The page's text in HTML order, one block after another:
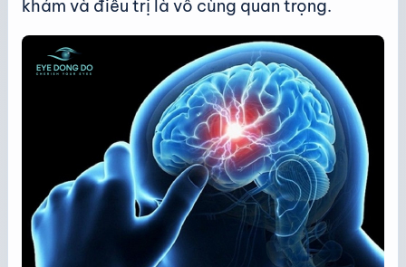
khám và điều trị là vô cùng quan trọng.